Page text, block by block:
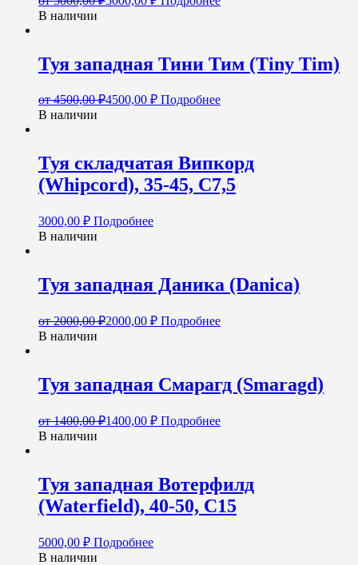
В наличии
Туя западная Тини Тим (Tiny Tim)
от4500,00₽4500,00 ₽ Подробнее
В наличии
Туя складчатая Випкорд
(Whipcord), 35-45, С7,5
3000,00 ₽ Подробнее
В наличии
Туя западная Даника (Danica)
от2000,00₽2000,00 ₽ Подробнее
В наличии
Туя западная Смарагд (Smaragd)
от1400,00₽1400,00 ₽ Подробнее
В наличии
Туя западная Вотерфилд
(Waterfield), 40-50, С15
5000,00 ₽ Подробнее
В наличии